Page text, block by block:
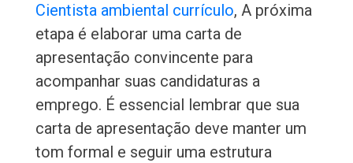
Cientista ambiental currículo, A próxima
etapa é elaborar uma carta de
apresentação convincente para
acompanhar suas candidaturas a
emprego. É essencial lembrar que sua
carta de apresentação deve manter um
tom formal e seguir uma estrutura